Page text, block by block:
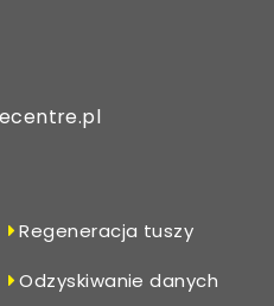
Regeneracja tuszy
Odzyskiwanie danych